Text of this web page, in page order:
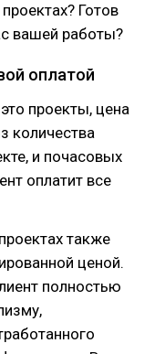
Готов
вашей работы?
оплатой
проекты, цена
количества
и почасовых
оплатит все
также
ценой.
полностью